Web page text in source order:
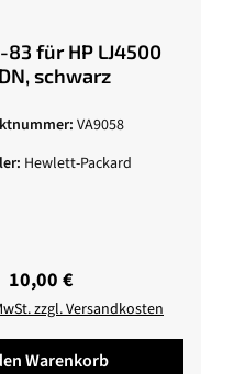
83 für HP LJ4500
schwarz
VA9058
Hewlett-Packard
Regulärer Preis:
10,00 €
zzgl. Versandkosten
Warenkorb